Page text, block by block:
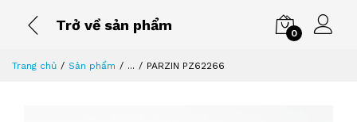
Trở về sản phẩm
0
Trang chủ Sản phẩm ... PARZIN PZ62266